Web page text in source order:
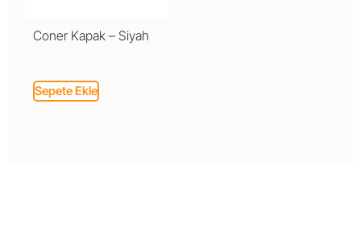
Coner Kapak – Siyah
Sepete Ekle